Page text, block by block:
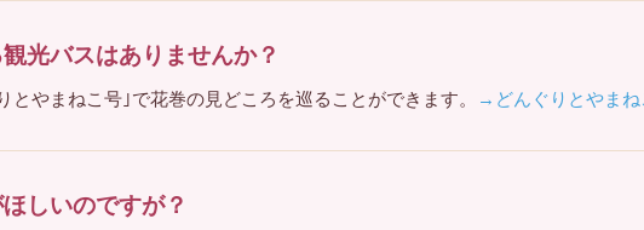
光バスはありませんか？
とやまねこ号｣で花巻の見どころを巡ることができます。 →どんぐりとやまね
しいのですが？